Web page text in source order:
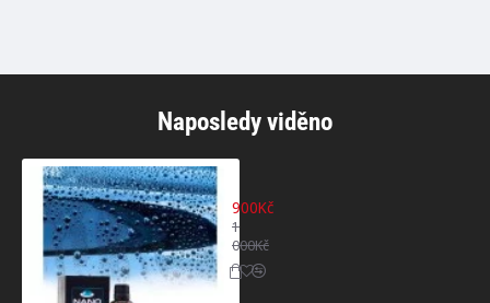
Naposledy viděno
900Kč
1
000Kč